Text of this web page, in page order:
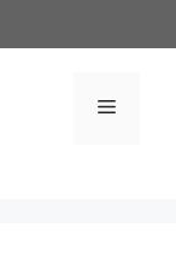
Menú